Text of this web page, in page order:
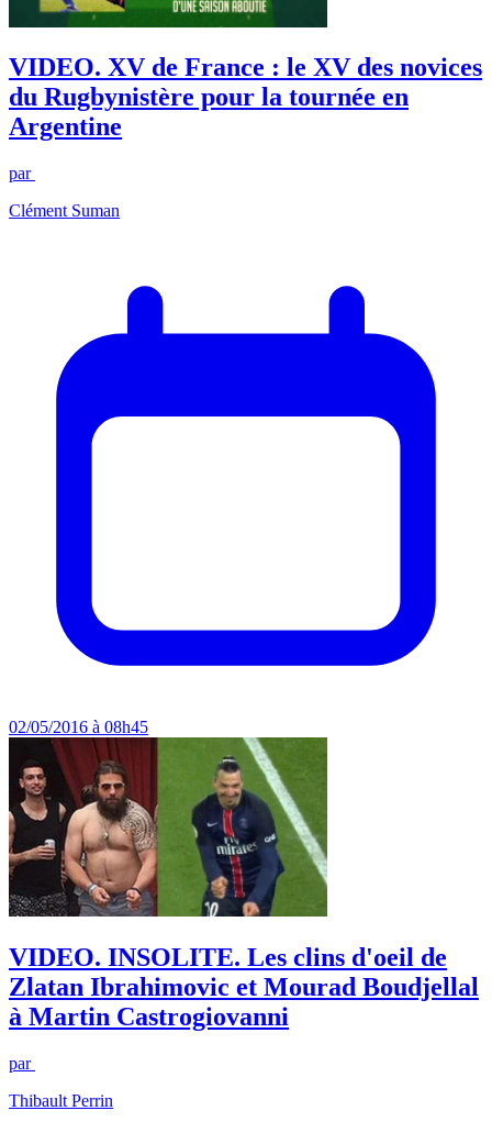
VIDEO. XV de France : le XV des novices
du Rugbynistère pour la tournée en
Argentine
par
Clément Suman
02/05/2016 à 08h45
VIDEO. INSOLITE. Les clins d'oeil de
Zlatan Ibrahimovic et Mourad Boudjellal
à Martin Castrogiovanni
par
Thibault Perrin